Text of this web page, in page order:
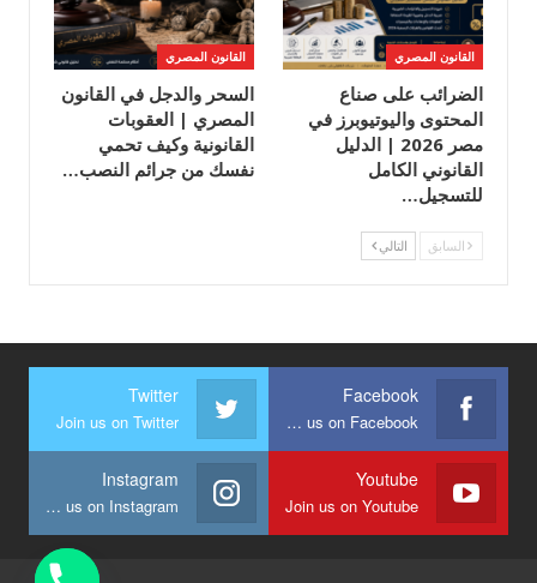
القانون المصري
الضرائب على صناع
المحتوى واليوتيوبرز في
مصر 2026 | الدليل
القانوني الكامل
للتسجيل…
القانون المصري
السحر والدجل في القانون
المصري | العقوبات
القانونية وكيف تحمي
نفسك من جرائم النصب…
السابق التالي
Facebook
Join us on Facebook
Twitter
Join us on Twitter
Youtube
Join us on Youtube
Instagram
Join us on Instagram